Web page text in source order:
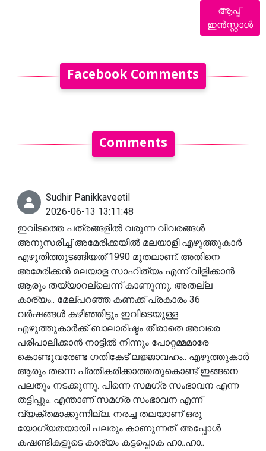
Facebook Comments
Comments
Sudhir Panikkaveetil
2026-06-13 13:11:48
ഇവിടത്തെ പത്രങ്ങളിൽ വരുന്ന വിവരങ്ങൾ
അനുസരിച്ച് അമേരിക്കയിൽ മലയാളി എഴുത്തുകാർ
എഴുതിത്തുടങ്ങിയത് 1990 മുതലാണ്. അതിനെ
അമേരിക്കൻ മലയാള സാഹിത്യം എന്ന് വിളിക്കാൻ
ആരും തയ്യാറല്ലെന്ന് കാണുന്നു. അതല്ല
കാര്യം.. മേല്പറഞ്ഞ കണക്ക് പ്രകാരം 36
വർഷങ്ങൾ കഴിഞ്ഞിട്ടും ഇവിടെയുള്ള
എഴുത്തുകാർക്ക് ബാലാരിഷ്ടം തീരാതെ അവരെ
പരിപാലിക്കാൻ നാട്ടിൽ നിന്നും പോറ്റമ്മമാരേ
കൊണ്ടുവരേണ്ട ഗതികേട് ലജ്ജാവഹം.. എഴുത്തുകാർ
ആരും തന്നെ പ്രതികരിക്കാത്തതുകൊണ്ട് ഇങ്ങനെ
പലതും നടക്കുന്നു. പിന്നെ സമഗ്ര സംഭാവന എന്ന
തട്ടിപ്പും. എന്താണ് സമഗ്ര സംഭാവന എന്ന്
വ്യക്തമാക്കുന്നില്ല. നരച്ച തലയാണ് ഒരു
യോഗ്യതയായി പലരും കാണുന്നത്. അപ്പോൾ
കഷണ്ടികളുടെ കാര്യം കട്ടപ്പൊക ഹാ..ഹാ..
ആപ്പ്
ഇൻസ്റ്റാൾ